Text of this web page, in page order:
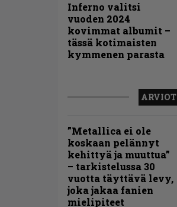
Inferno valitsi
vuoden 2024
kovimmat albumit –
tässä kotimaisten
kymmenen parasta
ARVIOT
”Metallica ei ole
koskaan pelännyt
kehittyä ja muuttua”
– tarkistelussa 30
vuotta täyttävä levy,
joka jakaa fanien
mielipiteet